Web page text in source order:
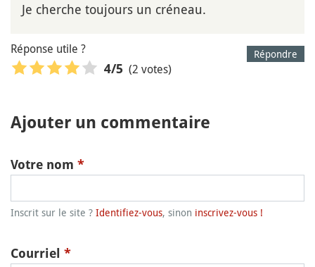
Je cherche toujours un créneau.
Répondre
Réponse utile ?
4/5 (2 votes)
Ajouter un commentaire
Votre nom *
Inscrit sur le site ? Identifiez-vous, sinon inscrivez-vous !
Courriel *